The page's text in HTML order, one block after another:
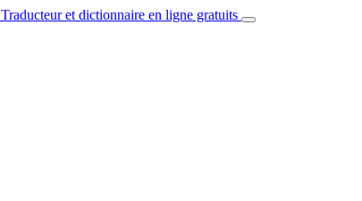
Traducteur et dictionnaire en ligne gratuits